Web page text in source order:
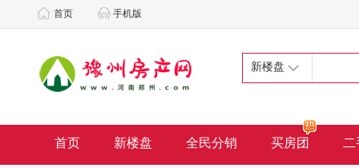
首页 手机版
新楼盘
首页 新楼盘 全民分销 买房团